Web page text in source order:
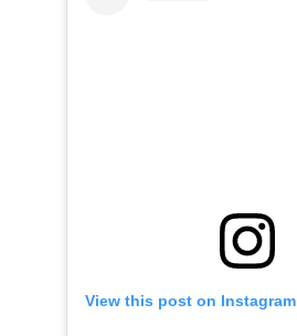
View this post on Instagram